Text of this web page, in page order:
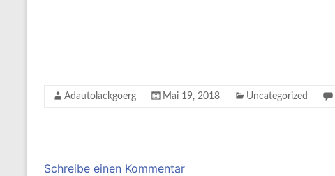
Adautolackgoerg Mai 19, 2018 Uncategorized
Schreibe einen Kommentar